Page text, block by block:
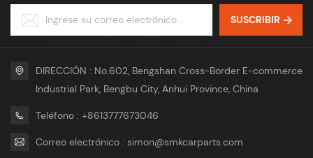
ODM
neutral o con su logotipo
SUSCRIBIR
DIRECCIÓN : No.602, Bengshan Cross-Border E-commerce
Industrial Park, Bengbu City, Anhui Province, China
Teléfono : +8613777673046
Correo electrónico : simon@smkcarparts.com